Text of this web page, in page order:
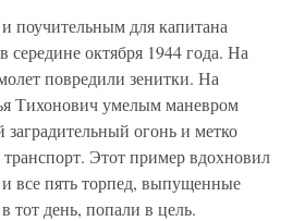
поучительным для капитана
октября 1944 года. На
повредили зенитки. На
Тихонович умелым маневром
заградительный огонь и метко
Этот пример вдохновил
все пять торпед, выпущенные
тот день, попали в цель.